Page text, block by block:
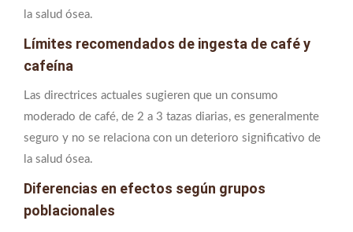
la salud ósea.
Límites recomendados de ingesta de café y
cafeína
Las directrices actuales sugieren que un consumo
moderado de café, de 2 a 3 tazas diarias, es generalmente
seguro y no se relaciona con un deterioro significativo de
la salud ósea.
Diferencias en efectos según grupos
poblacionales